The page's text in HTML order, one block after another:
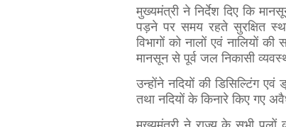
मुख्यमंत्री ने निर्देश दिए कि
पड़ने पर समय रहते सुरक्षित
विभागों को नालों एवं नालियों
मानसून से पूर्व जल निकासी
उन्होंने नदियों की डिसिल्टिंग
तथा नदियों के किनारे किए गए